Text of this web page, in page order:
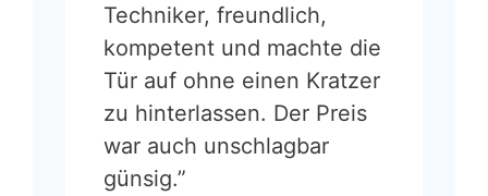
Techniker, freundlich,
kompetent und machte die
Tür auf ohne einen Kratzer
zu hinterlassen. Der Preis
war auch unschlagbar
günsig.”